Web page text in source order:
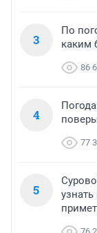
3
По
каким
86
4
77
5